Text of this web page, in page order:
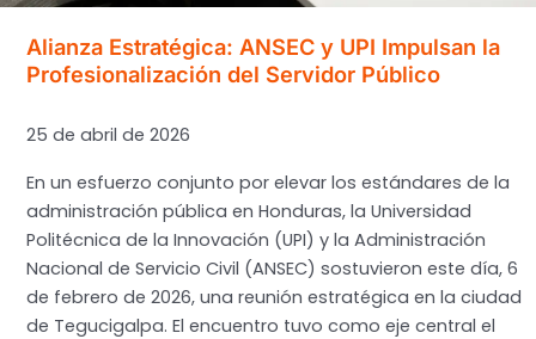
Alianza Estratégica: ANSEC y UPI Impulsan la
Profesionalización del Servidor Público
25 de abril de 2026
En un esfuerzo conjunto por elevar los estándares de la
administración pública en Honduras, la Universidad
Politécnica de la Innovación (UPI) y la Administración
Nacional de Servicio Civil (ANSEC) sostuvieron este día, 6
de febrero de 2026, una reunión estratégica en la ciudad
de Tegucigalpa. El encuentro tuvo como eje central el